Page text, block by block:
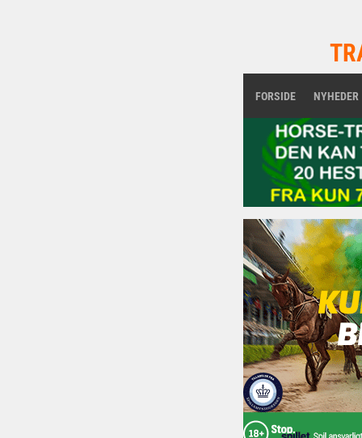
FORSIDE NYHEDER